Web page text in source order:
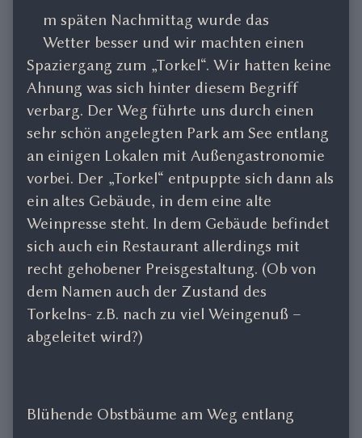
m späten Nachmittag wurde das
Wetter besser und wir machten einen
Spaziergang zum „Torkel“. Wir hatten keine
Ahnung was sich hinter diesem Begriff
verbarg. Der Weg führte uns durch einen
sehr schön angelegten Park am See entlang
an einigen Lokalen mit Außengastronomie
vorbei. Der „Torkel“ entpuppte sich dann als
ein altes Gebäude, in dem eine alte
Weinpresse steht. In dem Gebäude befindet
sich auch ein Restaurant allerdings mit
recht gehobener Preisgestaltung. (Ob von
dem Namen auch der Zustand des
Torkelns- z.B. nach zu viel Weingenuß –
abgeleitet wird?)
Blühende Obstbäume am Weg entlang